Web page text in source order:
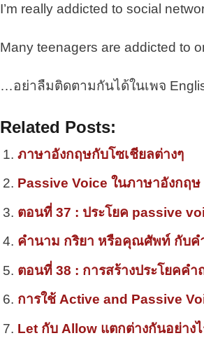
I’m really addicted to social
Many teenagers are addicted to
…อย่าลืมติดตามกันได้ในเพจ
Related Posts:
ภาษาอังกฤษกับโซเชียลต่างๆ
Passive Voice ในภาษาอังกฤษ
ตอนที่ 37 : ประโยค passive
คำนาม กริยา หรือคุณศัพท์ กับ
ตอนที่ 38 : การสร้างประโยคค
การใช้ Active and Passive
Let กับ Allow แตกต่างกันอย่าง